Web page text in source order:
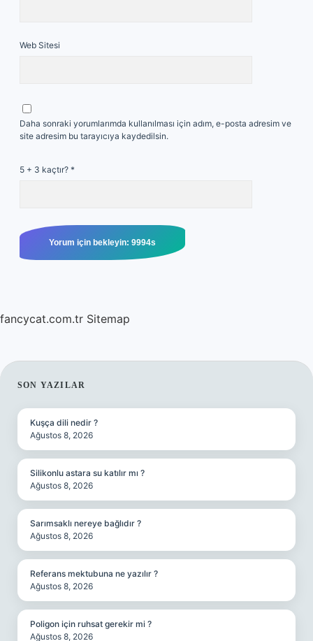
Web Sitesi
Daha sonraki yorumlarımda kullanılması için adım, e-posta adresim ve
site adresim bu tarayıcıya kaydedilsin.
5 + 3 kaçtır? *
fancycat.com.tr Sitemap
SIDEBAR
SON YAZILAR
Kuşça dili nedir ?
Ağustos 8, 2026
Silikonlu astara su katılır mı ?
Ağustos 8, 2026
Sarımsaklı nereye bağlıdır ?
Ağustos 8, 2026
Referans mektubuna ne yazılır ?
Ağustos 8, 2026
Poligon için ruhsat gerekir mi ?
Ağustos 8, 2026